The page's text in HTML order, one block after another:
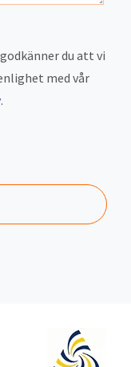
du att vi
med vår
.